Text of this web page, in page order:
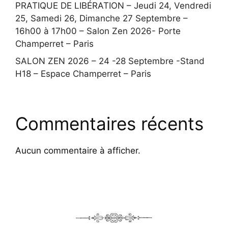
PRATIQUE DE LIBÉRATION – Jeudi 24, Vendredi
25, Samedi 26, Dimanche 27 Septembre –
16h00 à 17h00 – Salon Zen 2026- Porte
Champerret – Paris
SALON ZEN 2026 – 24 -28 Septembre -Stand
H18 – Espace Champerret – Paris
Commentaires récents
Aucun commentaire à afficher.